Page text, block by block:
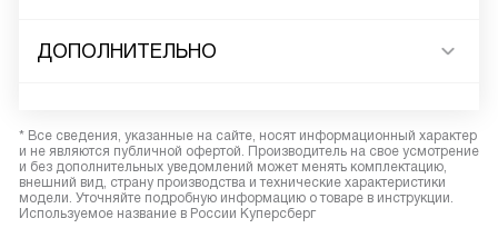
ДОПОЛНИТЕЛЬНО
* Все сведения, указанные на сайте, носят информационный характер
и не являются публичной офертой. Производитель на свое усмотрение
и без дополнительных уведомлений может менять комплектацию,
внешний вид, страну производства и технические характеристики
модели. Уточняйте подробную информацию о товаре в инструкции.
Используемое название в России Куперсберг